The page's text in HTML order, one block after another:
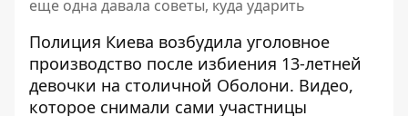
еще одна давала советы, куда ударить
Полиция Киева возбудила уголовное
производство после избиения 13-летней
девочки на столичной Оболони. Видео,
которое снимали сами участницы